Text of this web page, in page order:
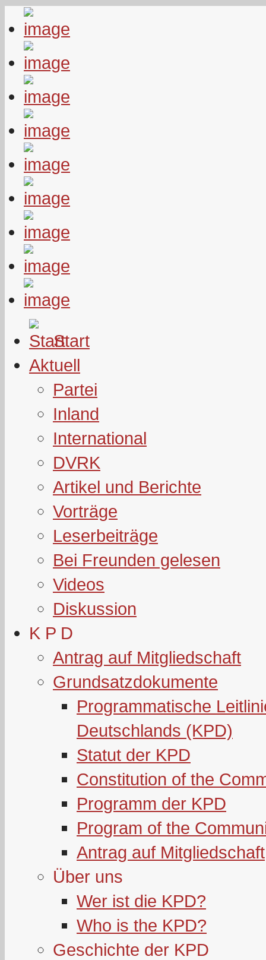
Start
Aktuell
Partei
Inland
International
DVRK
Artikel und Berichte
Vorträge
Leserbeiträge
Bei Freunden gelesen
Videos
Diskussion
K P D
Antrag auf Mitgliedschaft
Grundsatzdokumente
Programmatische
Deutschlands (KPD)
Statut der KPD
Constitution of the
Programm der KPD
Program of the
Antrag auf Mitgliedschaft
Über uns
Wer ist die KPD?
Who is the KPD?
Geschichte der KPD